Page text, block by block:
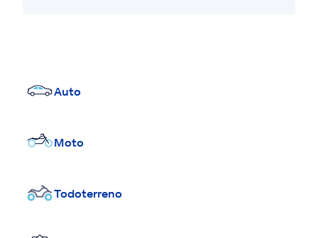
Auto
Moto
Todoterreno